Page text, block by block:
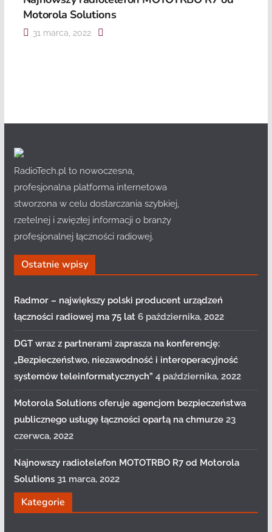
Motorola Solutions
31 marca, 2022
RadioTech.pl to nowoczesna,
profesjonalna platforma internetowa
stworzona w celu dostarczania szybkiej,
rzetelnej i zwięzłej informacji o branży
profesjonalnej łączności radiowej.
Ostatnie wpisy
Radmor – największy polski producent urządzeń
łączności radiowej ma 75 lat 6 października, 2022
DGT wraz z partnerami zaprasza na konferencję:
„Bezpieczeństwo, niezawodność i interoperacyjność
systemów teleinformatycznych” 4 października, 2022
Motorola Solutions oferuje agencjom bezpieczeństwa
publicznego usługę łączności opartą na chmurze 23
czerwca, 2022
Najnowszy radiotelefon MOTOTRBO R7 od Motorola
Solutions 31 marca, 2022
Kategorie